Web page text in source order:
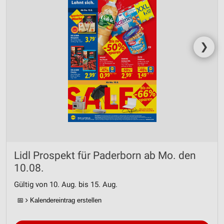
❯
Lidl Prospekt für Paderborn ab Mo. den
10.08.
Gültig von 10. Aug. bis 15. Aug.
📅 Kalendereintrag erstellen